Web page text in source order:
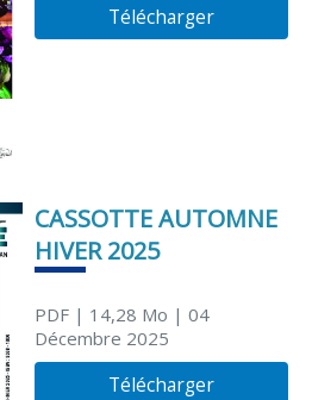
Télécharger
CASSOTTE AUTOMNE
HIVER 2025
PDF| 14,28 Mo | 04
Décembre 2025
Télécharger